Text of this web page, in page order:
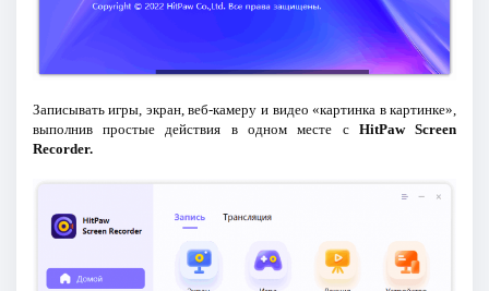
Записывать игры, экран, веб-камеру и видео «картинка в картинке»,
выполнив простые действия в одном месте с HitPaw Screen
Recorder.